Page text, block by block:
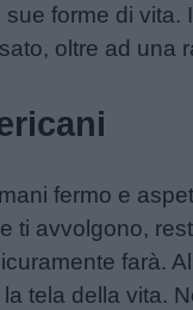
forme di
oltre ad una
fermo e
ti avvolgono,
farà.
la tela della vita.